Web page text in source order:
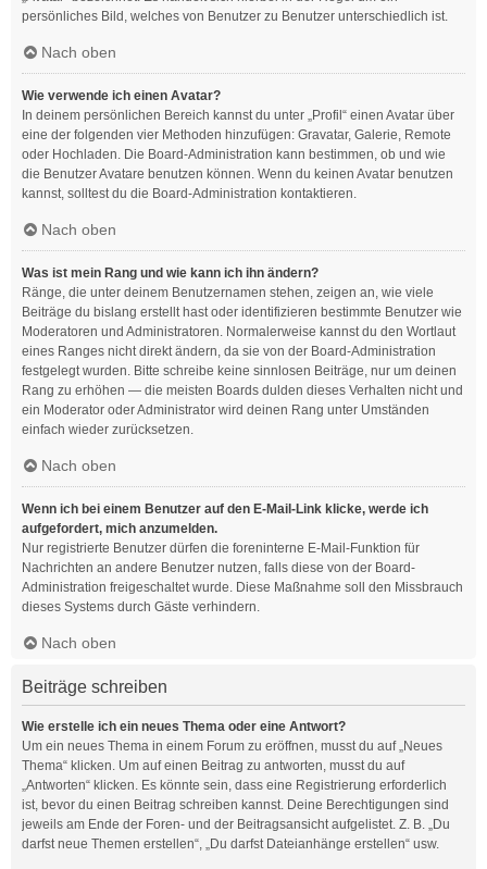
persönliches Bild, welches von Benutzer zu Benutzer unterschiedlich ist.
Nach oben
Wie verwende ich einen Avatar?
In deinem persönlichen Bereich kannst du unter „Profil“ einen Avatar über
eine der folgenden vier Methoden hinzufügen: Gravatar, Galerie, Remote
oder Hochladen. Die Board-Administration kann bestimmen, ob und wie
die Benutzer Avatare benutzen können. Wenn du keinen Avatar benutzen
kannst, solltest du die Board-Administration kontaktieren.
Nach oben
Was ist mein Rang und wie kann ich ihn ändern?
Ränge, die unter deinem Benutzernamen stehen, zeigen an, wie viele
Beiträge du bislang erstellt hast oder identifizieren bestimmte Benutzer wie
Moderatoren und Administratoren. Normalerweise kannst du den Wortlaut
eines Ranges nicht direkt ändern, da sie von der Board-Administration
festgelegt wurden. Bitte schreibe keine sinnlosen Beiträge, nur um deinen
Rang zu erhöhen — die meisten Boards dulden dieses Verhalten nicht und
ein Moderator oder Administrator wird deinen Rang unter Umständen
einfach wieder zurücksetzen.
Nach oben
Wenn ich bei einem Benutzer auf den E-Mail-Link klicke, werde ich
aufgefordert, mich anzumelden.
Nur registrierte Benutzer dürfen die foreninterne E-Mail-Funktion für
Nachrichten an andere Benutzer nutzen, falls diese von der Board-
Administration freigeschaltet wurde. Diese Maßnahme soll den Missbrauch
dieses Systems durch Gäste verhindern.
Nach oben
Beiträge schreiben
Wie erstelle ich ein neues Thema oder eine Antwort?
Um ein neues Thema in einem Forum zu eröffnen, musst du auf „Neues
Thema“ klicken. Um auf einen Beitrag zu antworten, musst du auf
„Antworten“ klicken. Es könnte sein, dass eine Registrierung erforderlich
ist, bevor du einen Beitrag schreiben kannst. Deine Berechtigungen sind
jeweils am Ende der Foren- und der Beitragsansicht aufgelistet. Z. B. „Du
darfst neue Themen erstellen“, „Du darfst Dateianhänge erstellen“ usw.